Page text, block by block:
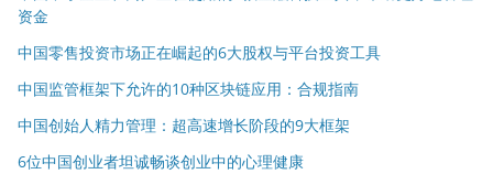
资金
中国零售投资市场正在崛起的6大股权与平台投资工具
中国监管框架下允许的10种区块链应用：合规指南
中国创始人精力管理：超高速增长阶段的9大框架
6位中国创业者坦诚畅谈创业中的心理健康